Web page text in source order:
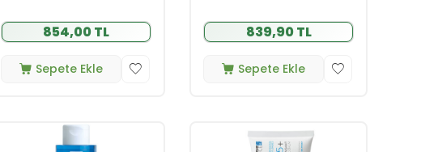
854,00 TL
Sepete Ekle
839,90 TL
Sepete Ekle